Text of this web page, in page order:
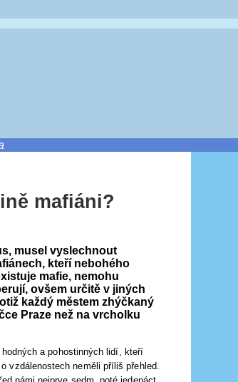
mafiáni?
musel vyslechnout
kteří nebohého
mafie, nemohu
ovšem určitě v jiných
každý městem zhýčkaný
Praze než na vrcholku
a pohostinných lidí, kteří
vzdálenostech neměli příliš přehled.